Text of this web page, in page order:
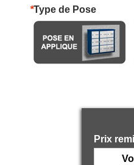
*Type de Pose
Prix